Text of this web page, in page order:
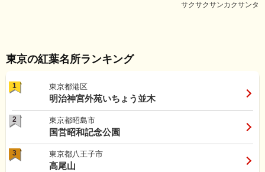
サクサクサンカクサンタ
東京の紅葉名所ランキング
1 東京都港区
明治神宮外苑いちょう並木
2 東京都昭島市
国営昭和記念公園
3 東京都八王子市
高尾山